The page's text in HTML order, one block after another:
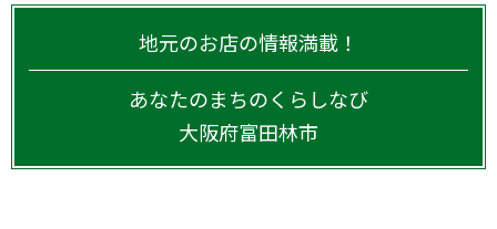
地元のお店の情報満載！
あなたのまちのくらしなび
大阪府富田林市